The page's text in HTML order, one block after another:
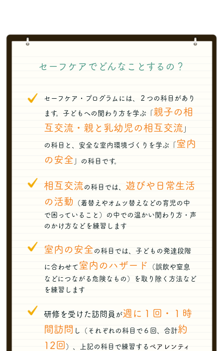
セーフケアでどんなことするの？
セーフケア・プログラムには、２つの科目があり
ます。子どもへの関わり方を学ぶ「 親子の相
互交流・親と乳幼児の相互交流
の科目と、安全な室内環境づくりを学ぶ「
室内
の安全 」の科目です。
相互交流 の科目では、 遊びや日常生活
の活動
（着替えやオムツ替えなどの育児の中
で困っていること）の中での温かい関わり方・声
のかけ方などを練習します
室内の安全 の科目では、子どもの発達段階
に合わせて 室内のハザード
（誤飲や窒息
などにつながる危険なもの）を取り除く方法など
を練習します
研修を受けた訪問員 が週に１回・１時
間訪問 し（それぞれの科目で６回、合計約
12回 ）、上記の科目で練習す る ペアレンティ